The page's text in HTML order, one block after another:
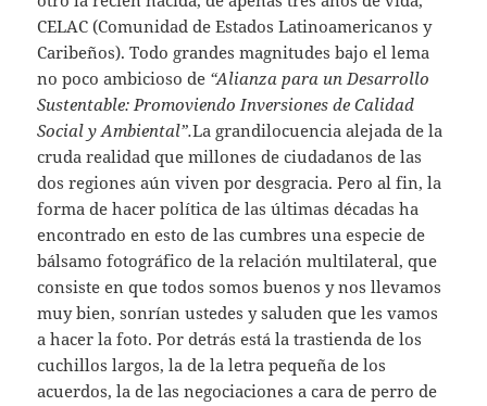
CELAC (Comunidad de Estados Latinoamericanos y
Caribeños). Todo grandes magnitudes bajo el lema
no poco ambicioso de “Alianza para un Desarrollo
Sustentable: Promoviendo Inversiones de Calidad
Social y Ambiental”.La grandilocuencia alejada de la
cruda realidad que millones de ciudadanos de las
dos regiones aún viven por desgracia. Pero al fin, la
forma de hacer política de las últimas décadas ha
encontrado en esto de las cumbres una especie de
bálsamo fotográfico de la relación multilateral, que
consiste en que todos somos buenos y nos llevamos
muy bien, sonrían ustedes y saluden que les vamos
a hacer la foto. Por detrás está la trastienda de los
cuchillos largos, la de la letra pequeña de los
acuerdos, la de las negociaciones a cara de perro de